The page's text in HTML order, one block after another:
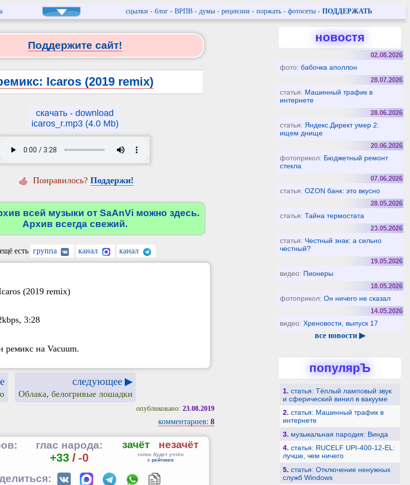
сцылки - блог- ВРПВ- думы- рецензии - поржать- фотосеты - ПОДДЕРЖАТЬ
Поддержите сайт!
Icaros (2019 remix)
скачать - download
icaros_r.mp3 (4.0 Mb)
Понравилось? Поддержи!
всей музыки от SaAnVi можно здесь.
Архив всегда свежий.
есть группа канал канал
(2019 remix)
3:28
ремикс на Vacuum.
следующее ▶
Облака, белогривые лошадки
опубликовано: 23.08.2019
комментариев: 8
глас народа:
+33 / -0
зачёт незачёт
голос будет учтён
в рейтинге
новостя
02.08.2026
фото:бабочка аполлон
28.07.2026
статья: Машинный трафик в
интернете
28.06.2026
статья: Яндекс.Директ умер 2:
ищем днище
20.06.2026
фотоприкол: Бюджетный ремонт
стекла
07.06.2026
статья:OZON банк: это вкусно
28.05.2026
статья:Тайна термостата
23.05.2026
статья: Честный знак: а сильно
честный?
19.05.2026
видео: Пионеры
18.05.2026
фотоприкол:Он ничего не сказал
14.05.2026
видео:Хреновости, выпуск 17
все новости ▶
популярЪ
1. статья: Тёплый ламповый звук
и сферический винил в вакууме
2. статья: Машинный трафик в
интернете
3. музыкальная пародия: Винда
4. статья: RUCELF UPI-400-12-EL:
лучше, чем ничего
5. статья: Отключение ненужных
служб Windows